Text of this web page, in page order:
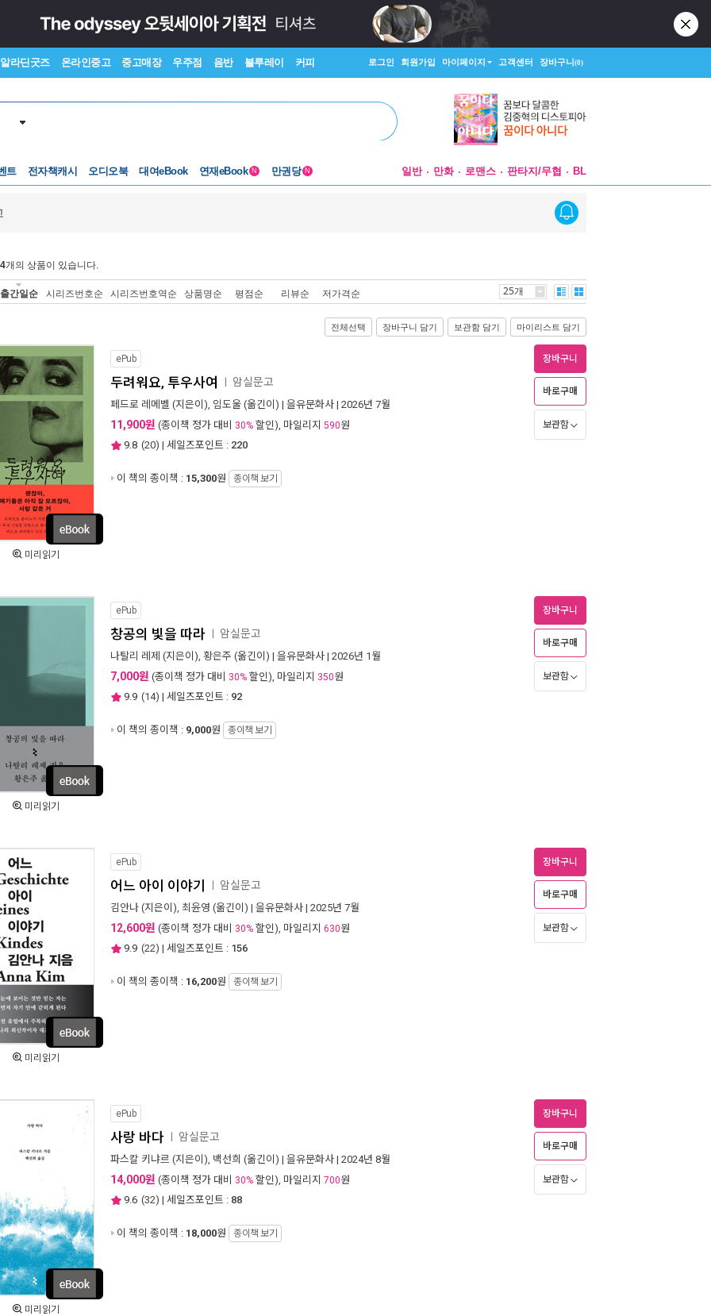
알라딘굿즈 온라인중고 중고매장 우주점 음반 블루레이 커피 로그인 회원가입 마이페이지 고객센터 장바구니(0)
트 전자책캐시 오디오북 대여eBook 연재eBook N 만권당 N 일반 만화 로맨스 판타지/무협 BL
개의 상품이 있습니다.
출간일순 시리즈번호순 시리즈번호역순 상품명순 평점순 리뷰순 저가격순 25개
전체선택 장바구니 담기 보관함 담기 마이리스트 담기
미리읽기
ePub
두려워요, 투우사여 암실문고
페드로 레메벨 (지은이), 임도울 (옮긴이) | 을유문화사 | 2026년 7월
11,900원 (종이책 정가 대비 30% 할인), 마일리지 590원
9.8 (20) | 세일즈포인트 : 220
이 책의 종이책 : 15,300원 종이책 보기
장바구니
바로구매
보관함
미리읽기
ePub
창공의 빛을 따라 암실문고
나탈리 레제 (지은이), 황은주 (옮긴이) | 을유문화사 | 2026년 1월
7,000원 (종이책 정가 대비 30% 할인), 마일리지 350원
9.9 (14) | 세일즈포인트 : 92
이 책의 종이책 : 9,000원 종이책 보기
장바구니
바로구매
보관함
미리읽기
ePub
어느 아이 이야기 암실문고
김안나 (지은이), 최윤영 (옮긴이) | 을유문화사 | 2025년 7월
12,600원 (종이책 정가 대비 30% 할인), 마일리지 630원
9.9 (22) | 세일즈포인트 : 156
이 책의 종이책 : 16,200원 종이책 보기
장바구니
바로구매
보관함
미리읽기
ePub
사랑 바다 암실문고
파스칼 키냐르 (지은이), 백선희 (옮긴이) | 을유문화사 | 2024년 8월
14,000원 (종이책 정가 대비 30% 할인), 마일리지 700원
9.6 (32) | 세일즈포인트 : 88
이 책의 종이책 : 18,000원 종이책 보기
장바구니
바로구매
보관함